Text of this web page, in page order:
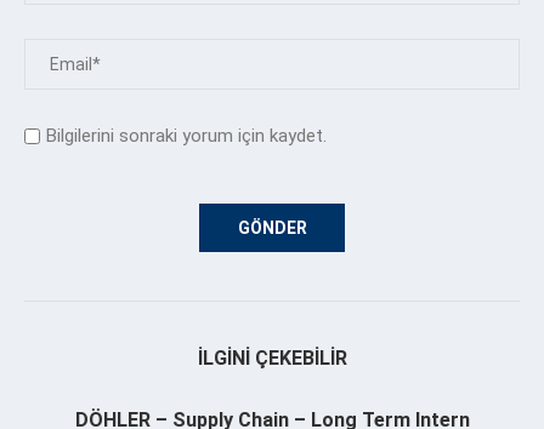
Bilgilerini sonraki yorum için kaydet.
İLGINI ÇEKEBILIR
DÖHLER – Supply Chain – Long Term Intern